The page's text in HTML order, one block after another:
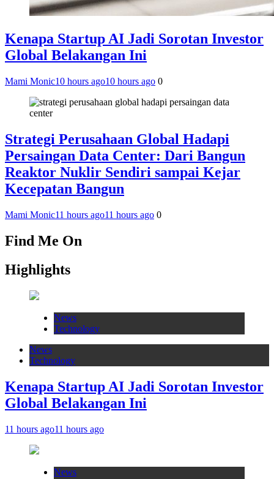
Kenapa Startup AI Jadi Sorotan Investor
Global Belakangan Ini
Mami Monic10 hours ago10 hours ago 0
Strategi Perusahaan Global Hadapi
Persaingan Data Center: Dari Bangun
Reaktor Nuklir Sendiri sampai Kejar
Kecepatan Bangun
Mami Monic11 hours ago11 hours ago 0
Find Me On
Highlights
News
Technology
News
Technology
Kenapa Startup AI Jadi Sorotan Investor
Global Belakangan Ini
11 hours ago11 hours ago
News